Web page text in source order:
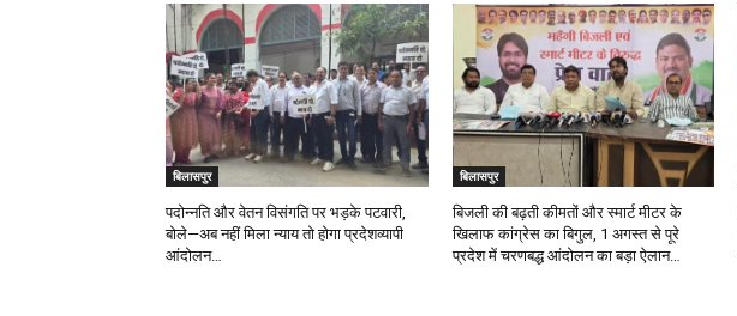
बिलासपुर
पदोन्नति और वेतन विसंगति पर भड़के पटवारी,
बोले—अब नहीं मिला न्याय तो होगा प्रदेशव्यापी
आंदोलन…
बिलासपुर
बिजली की बढ़ती कीमतों और स्मार्ट मीटर के
खिलाफ कांग्रेस का बिगुल, 1 अगस्त से पूरे
प्रदेश में चरणबद्ध आंदोलन का बड़ा ऐलान…